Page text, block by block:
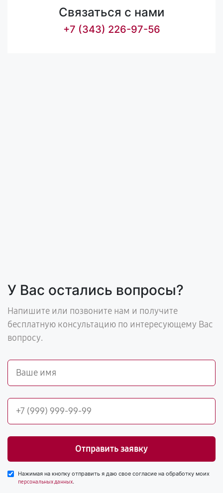
Связаться с нами
+7 (343) 226-97-56
У Вас остались вопросы?
Напишите или позвоните нам и получите
бесплатную консультацию по интересующему Вас
вопросу.
Отправить заявку
Нажимая на кнопку отправить я даю свое согласие на обработку моих
персональных данных.